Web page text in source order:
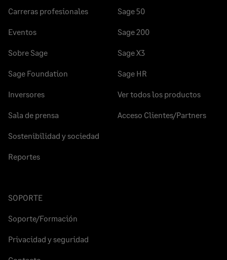
Carreras profesionales
Eventos
Sobre Sage
Sage Foundation
Inversores
Sala de prensa
Sostenibilidad y sociedad
Reportes
Sage 50
Sage 200
Sage X3
Sage HR
Ver todos los productos
Acceso Clientes/Partners
SOPORTE
Soporte/Formación
Privacidad y seguridad